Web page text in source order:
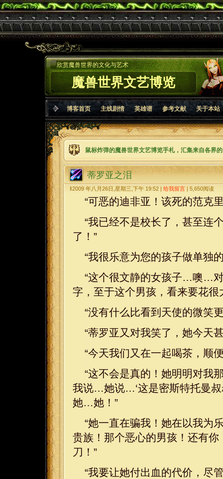
魔兽世界文艺博览
欣赏魔兽世界的文化与艺术
博客首页 主线剧情 英雄谱 参考文献 关于本站
鼠标炸弹的魔兽世界文艺博览手札，汇集来自各界
蒂罗亚之泪
‖2009 年八月26日,星期三,下午 19:52 | 给我留言 5,650阅读
“可恶的迪非亚！该死的范克
“我已经不是校长了，甚至连
了！”
“我很乐意为您的孩子做单独
“这个很文静的女孩子…噢…
字，至于这个男孩，看来要花很
“没有什么比看到天使的微笑
“蒂罗亚又对我笑了，她今天
“今天我们又在一起喝茶，顺
“这不会是真的！她明明对我
我说…她说…‘这是密斯特托曼
她…她！”
“她一直在骗我！她在以我为
贵族！那个恶心的男孩！还有
刀！”
“我要让她付出血的代价，尽